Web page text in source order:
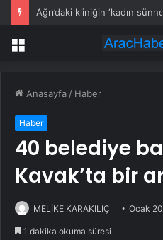
Ağrı’daki kliniğin ‘kadın
Menü
Anasayfa / Haber
Haber
40 belediye
Kavak’ta bir
MELİKE KARAKILIÇ Ocak
1 dakika okuma süresi